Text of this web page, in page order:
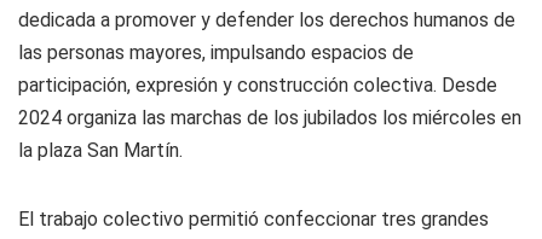
dedicada a promover y defender los derechos humanos de
las personas mayores, impulsando espacios de
participación, expresión y construcción colectiva. Desde
2024 organiza las marchas de los jubilados los miércoles en
la plaza San Martín.
El trabajo colectivo permitió confeccionar tres grandes